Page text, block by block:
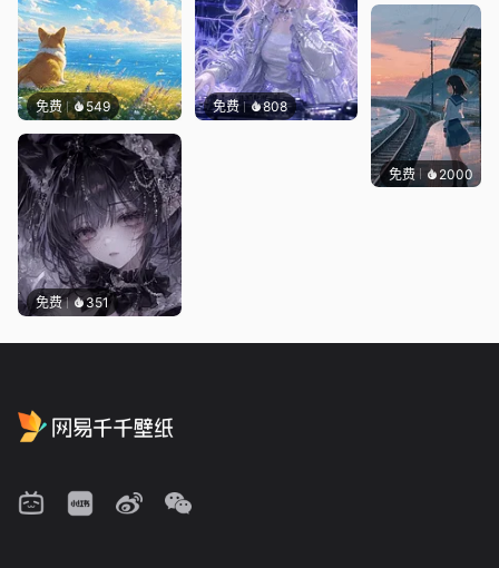
免费 549 免费 808
免费 351
免费 2000辰东